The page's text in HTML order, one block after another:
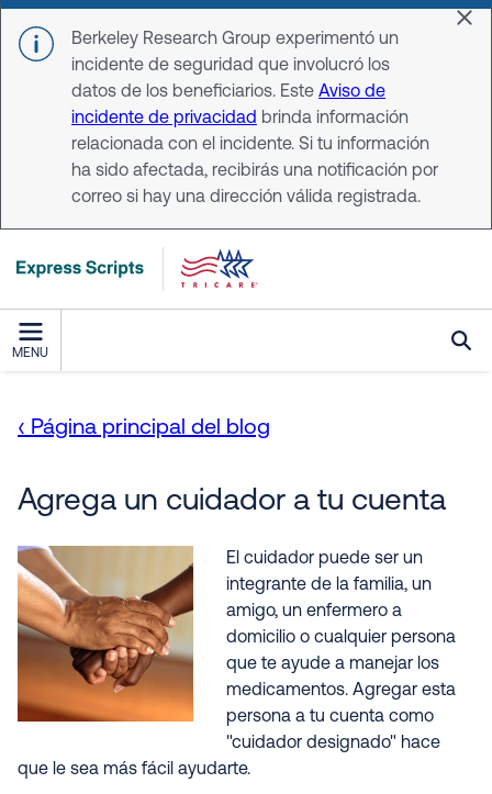
Skip to main content
Berkeley Research Group experimentó un
incidente de seguridad que involucró los
datos de los beneficiarios. Este Aviso de
incidente de privacidad brinda información
relacionada con el incidente. Si tu información
ha sido afectada, recibirás una notificación por
correo si hay una dirección válida registrada.
MENU
‹ Página principal del blog
Agrega un cuidador a tu cuenta
El cuidador puede ser un
integrante de la familia, un
amigo, un enfermero a
domicilio o cualquier persona
que te ayude a manejar los
medicamentos. Agregar esta
persona a tu cuenta como
"cuidador designado" hace
que le sea más fácil ayudarte.